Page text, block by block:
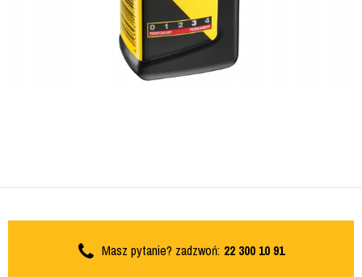
Masz pytanie? zadzwoń: 22 300 10 91